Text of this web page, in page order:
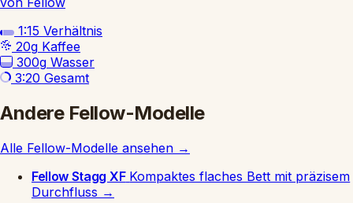
1:15 Verhältnis
20g Kaffee
300g Wasser
3:20 Gesamt
Andere Fellow-Modelle
Alle Fellow-Modelle ansehen →
Fellow Stagg XF Kompaktes flaches Bett mit präzisem
Durchfluss →